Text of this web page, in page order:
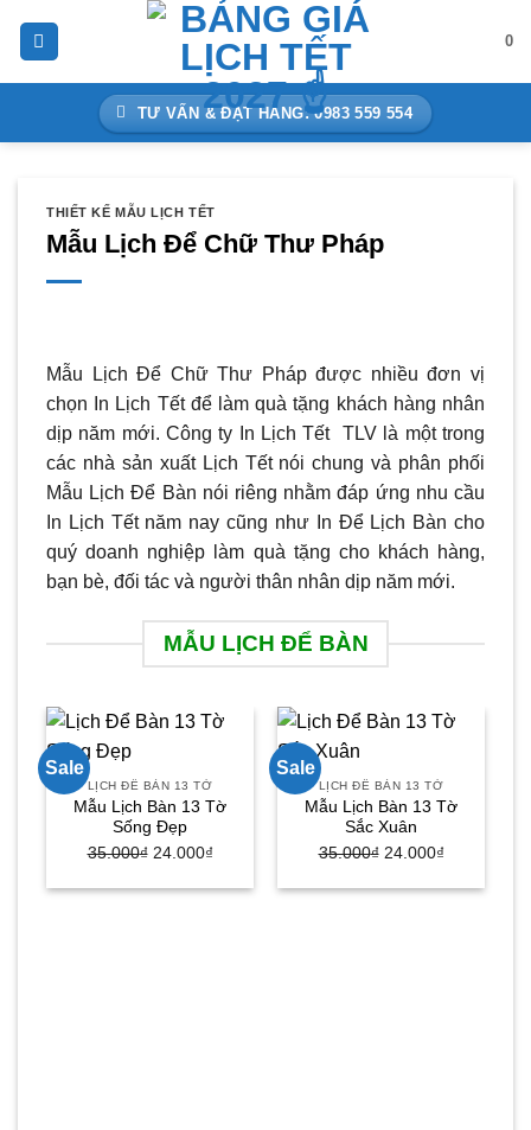
0
TƯ VẤN & ĐẶT HÀNG: 0983 559 554
THIẾT KẾ MẪU LỊCH TẾT
Mẫu Lịch Để Chữ Thư Pháp
Mẫu Lịch Để Chữ Thư Pháp được nhiều đơn vị
chọn In Lịch Tết để làm quà tặng khách hàng nhân
dịp năm mới. Công ty In Lịch Tết TLV là một trong
các nhà sản xuất Lịch Tết nói chung và phân phối
Mẫu Lịch Để Bàn nói riêng nhằm đáp ứng nhu cầu
In Lịch Tết năm nay cũng như In Để Lịch Bàn cho
quý doanh nghiệp làm quà tặng cho khách hàng,
bạn bè, đối tác và người thân nhân dịp năm mới.
MẪU LỊCH ĐỂ BÀN
Sale
LỊCH ĐỂ BÀN 13 TỜ
Mẫu Lịch Bàn 13 Tờ
Sống Đẹp
35.000₫ Giá
24.000₫Giá
Sale
LỊCH ĐỂ BÀN 13 TỜ
Mẫu Lịch Bàn 13 Tờ
Sắc Xuân
35.000₫ Giá
24.000₫Giá